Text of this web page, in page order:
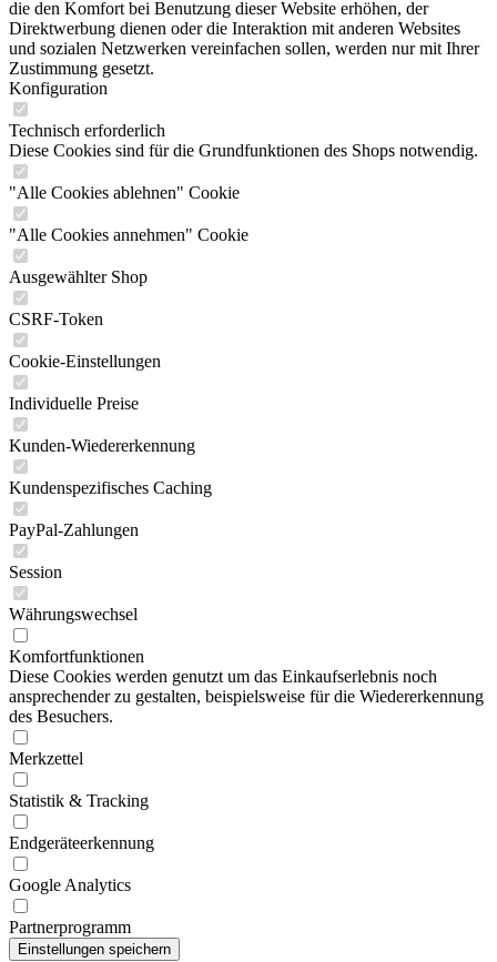
die den Komfort bei Benutzung dieser Website erhöhen, der
Direktwerbung dienen oder die Interaktion mit anderen Websites
und sozialen Netzwerken vereinfachen sollen, werden nur mit Ihrer
Zustimmung gesetzt.
Konfiguration
Technisch erforderlich
Diese Cookies sind für die Grundfunktionen des Shops notwendig.
"Alle Cookies ablehnen" Cookie
"Alle Cookies annehmen" Cookie
Ausgewählter Shop
CSRF-Token
Cookie-Einstellungen
Individuelle Preise
Kunden-Wiedererkennung
Kundenspezifisches Caching
PayPal-Zahlungen
Session
Währungswechsel
Komfortfunktionen
Diese Cookies werden genutzt um das Einkaufserlebnis noch
ansprechender zu gestalten, beispielsweise für die Wiedererkennung
des Besuchers.
Merkzettel
Statistik & Tracking
Endgeräteerkennung
Google Analytics
Partnerprogramm